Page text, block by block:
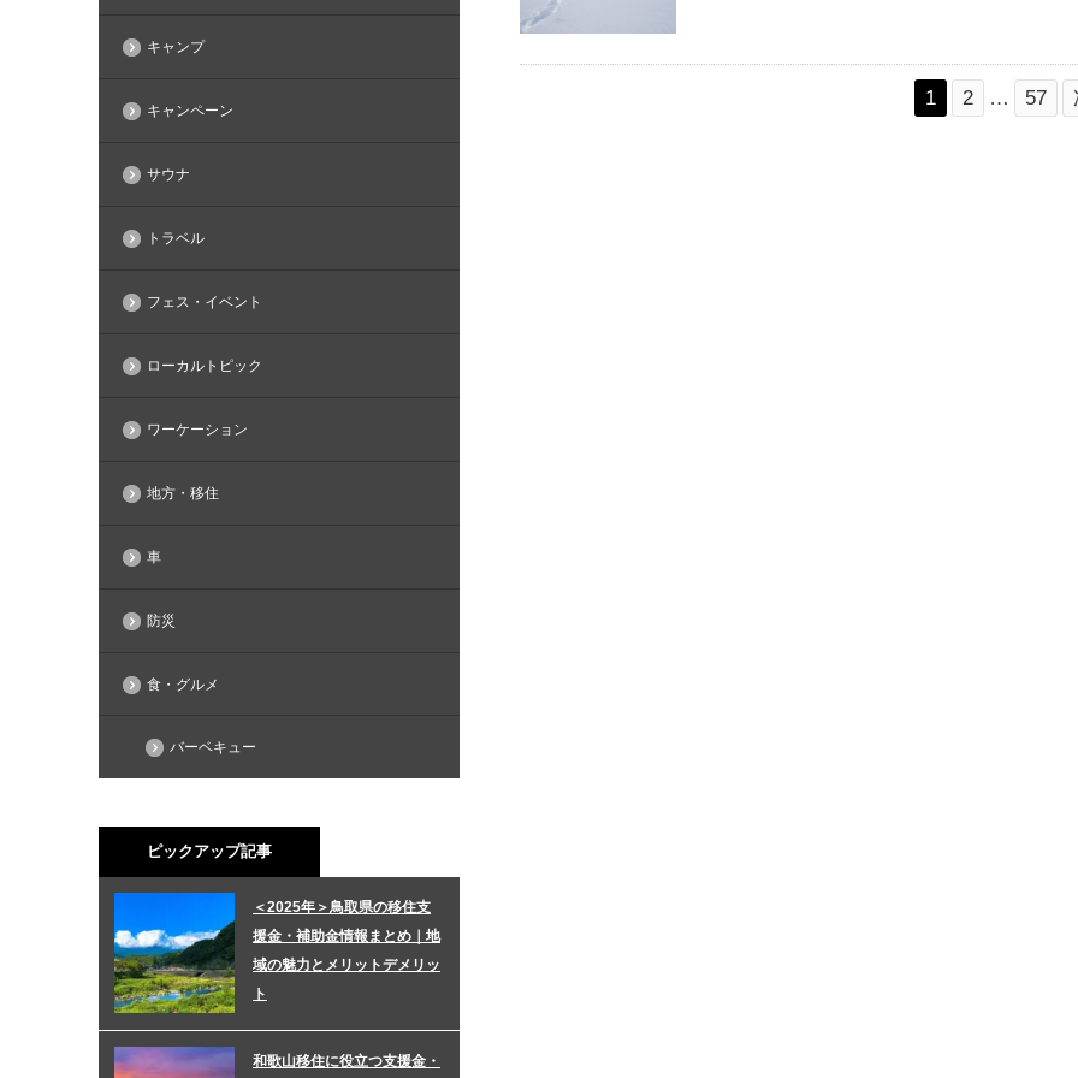
1 2 … 57
キャンプ
キャンペーン
サウナ
トラベル
フェス・イベント
ローカルトピック
ワーケーション
地方・移住
車
防災
食・グルメ
バーベキュー
ピックアップ記事
＜2025年＞鳥取県の移住支
援金・補助金情報まとめ｜地
域の魅力とメリットデメリッ
ト
和歌山移住に役立つ支援金・